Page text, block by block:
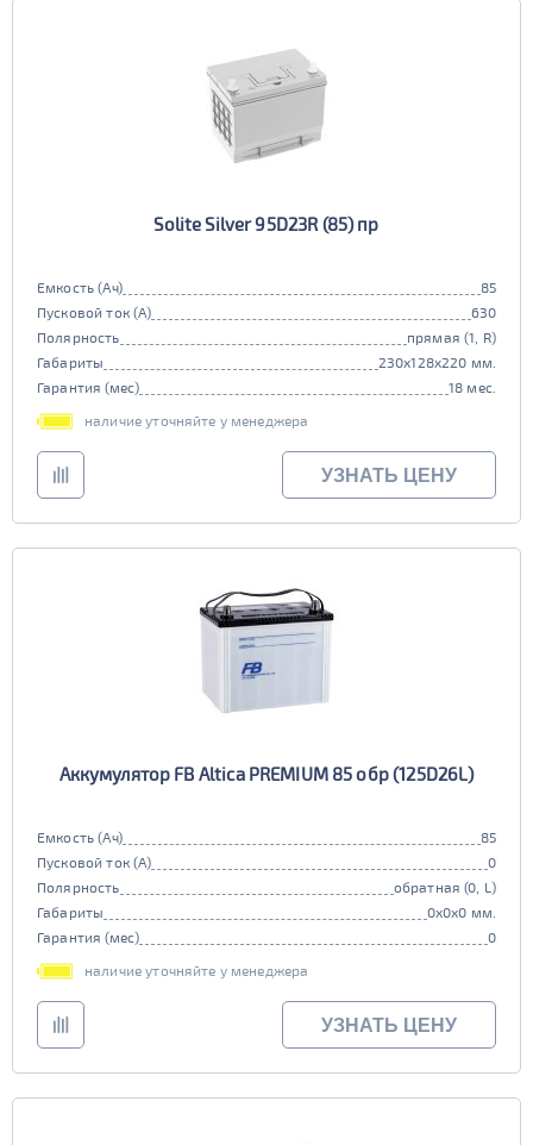
Solite Silver 95D23R (85) пр
Емкость (Ач)
85
Пусковой ток (А)
630
Полярность
прямая (1, R)
Габариты
230x128x220 мм.
Гарантия (мес)
18 мес.
наличие уточняйте у менеджера
УЗНАТЬ ЦЕНУ
Аккумулятор FB Altica PREMIUM 85 обр (125D26L)
Емкость (Ач)
85
Пусковой ток (А)
0
Полярность
обратная (0, L)
Габариты
0x0x0 мм.
Гарантия (мес)
0
наличие уточняйте у менеджера
УЗНАТЬ ЦЕНУ